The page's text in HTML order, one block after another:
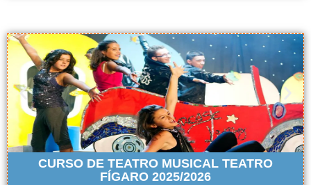
CURSO DE TEATRO MUSICAL TEATRO
FÍGARO 2025/2026